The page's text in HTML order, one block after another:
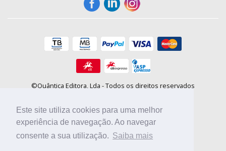
Este site utiliza cookies para uma melhor
experiência de navegação. Ao navegar
consente a sua utilização. Saiba mais
©Quântica Editora, Lda - Todos os direitos reservados
E-mail: info@booki.pt
Tel.: +351 220 104 872(custo de chamada para a rede fixa